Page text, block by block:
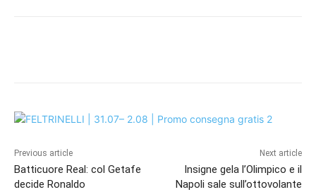
Previous article
Batticuore Real: col Getafe
decide Ronaldo
Next article
Insigne gela l’Olimpico e il
Napoli sale sull’ottovolante